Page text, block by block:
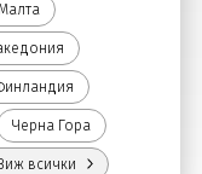
Черна Гора
Виж всички